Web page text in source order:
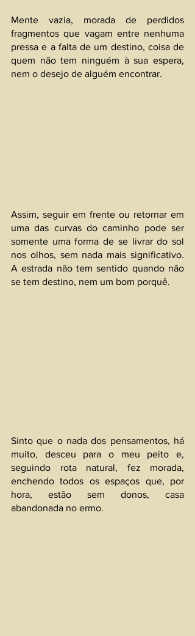
Mente vazia, morada de perdidos
fragmentos que vagam entre nenhuma
pressa e a falta de um destino, coisa de
quem não tem ninguém à sua espera,
nem o desejo de alguém encontrar.
Assim, seguir em frente ou retornar em
uma das curvas do caminho pode ser
somente uma forma de se livrar do sol
nos olhos, sem nada mais significativo.
A estrada não tem sentido quando não
se tem destino, nem um bom porquê.
Sinto que o nada dos pensamentos, há
muito, desceu para o meu peito e,
seguindo rota natural, fez morada,
enchendo todos os espaços que, por
hora, estão sem donos, casa
abandonada no ermo.